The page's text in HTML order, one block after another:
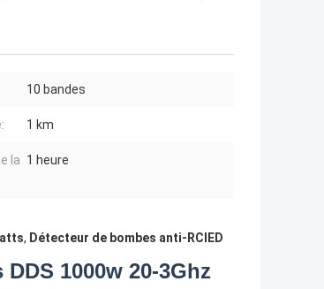
10 bandes
1 km
la 1 heure
, Détecteur de bombes anti-RCIED
1000w 20-3Ghz